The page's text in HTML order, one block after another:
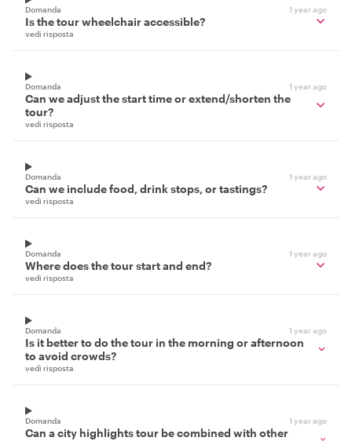
Domanda 1 year ago
Is the tour wheelchair accessible?
vedi risposta
Domanda 1 year ago
Can we adjust the start time or extend/shorten the
tour?
vedi risposta
Domanda 1 year ago
Can we include food, drink stops, or tastings?
vedi risposta
Domanda 1 year ago
Where does the tour start and end?
vedi risposta
Domanda 1 year ago
Is it better to do the tour in the morning or afternoon
to avoid crowds?
vedi risposta
Domanda 1 year ago
Can a city highlights tour be combined with other